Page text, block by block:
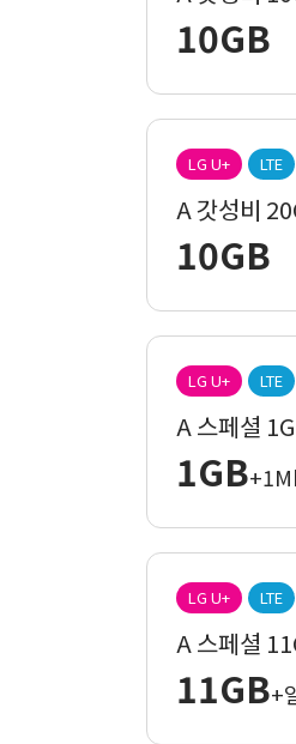
10GB
LG U+ LTE
A 갓성비
10GB
LG U+ LTE
A 스페셜
1GB
LG U+ LTE
A 스페셜
11GB+